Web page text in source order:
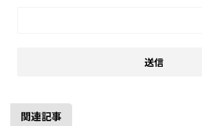
関連記事